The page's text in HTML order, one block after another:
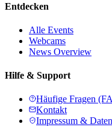
Entdecken
Alle Events
Webcams
News Overview
Hilfe & Support
Häufige Fragen
Kontakt
Impressum &